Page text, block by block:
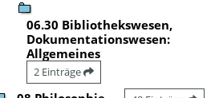
06.30 Bibliothekswesen,
Dokumentationswesen:
Allgemeines
2 Einträge